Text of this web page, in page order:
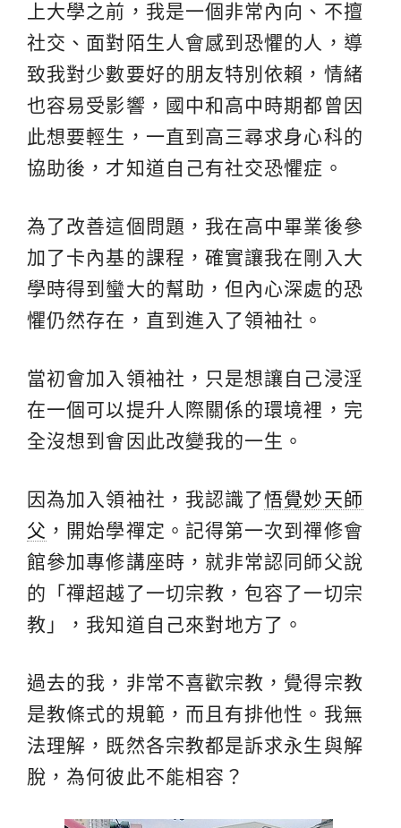
上大學之前，我是一個非常內向、不擅
社交、面對陌生人會感到恐懼的人，導
致我對少數要好的朋友特別依賴，情緒
也容易受影響，國中和高中時期都曾因
此想要輕生，一直到高三尋求身心科的
協助後，才知道自己有社交恐懼症。
為了改善這個問題，我在高中畢業後參
加了卡內基的課程，確實讓我在剛入大
學時得到蠻大的幫助，但內心深處的恐
懼仍然存在，直到進入了領袖社。
當初會加入領袖社，只是想讓自己浸淫
在一個可以提升人際關係的環境裡，完
全沒想到會因此改變我的一生。
因為加入領袖社，我認識了悟覺妙天師
父 ，開始學禪定。記得第一次到禪修會
館參加專修講座時，就非常認同師父說
的「禪超越了一切宗教，包容了一切宗
教」，我知道自己來對地方了。
過去的我，非常不喜歡宗教，覺得宗教
是教條式的規範，而且有排他性。我無
法理解，既然各宗教都是訴求永生與解
脫，為何彼此不能相容？